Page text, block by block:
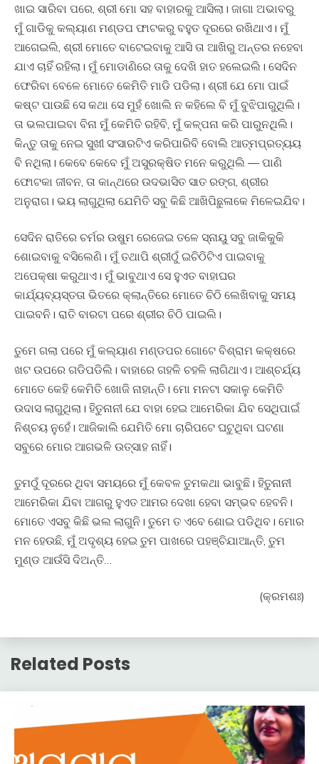
ଖାଇ ସାରିବା ପରେ, ଶ୍ରୀ ମୋ ସହ ବାହାରକୁ ଆସିଲା। ଜାଗା ଅଭାବରୁ
ମୁଁ ଗାଡିକୁ କଲ୍ୟାଣ ମଣ୍ଡପ ଫାଟକରୁ ବହୁତ ଦୂରରେ ରଖିଥାଏ। ମୁଁ
ଆଗେଇଲି, ଶ୍ରୀ ମୋତେ ବାଟେଇବାକୁ ଆସି ତା ଆଖିରୁ ଅନ୍ତର ନହେବା
ଯାଏ ଚାହିଁ ରହିଲା। ମୁଁ ମୋଡାଣିରେ ତାକୁ ଦେଖି ହାତ ହଲେଇଲି। ସେଦିନ
ଫେରିବା ବେଳେ ମୋତେ କେମିତି ମାଡି ପଡିଲା। ଶ୍ରୀ ଯେ ମୋ ପାଇଁ
କଷ୍ଟ ପାଉଛି ସେ କଥା ସେ ମୁହଁ ଖୋଲି ନ କହିଲେ ବି ମୁଁ ବୁଝିପାରୁଥିଲି।
ତା ଭଲପାଇବା ବିନା ମୁଁ କେମିତି ରହିବି, ମୁଁ କଳ୍ପନା କରି ପାରୁନଥିଲି।
କିନ୍ତୁ ତାକୁ ନେଇ ସୁଖୀ ସଂସାରଟିଏ କରିପାରିବି ବୋଲି ଆତ୍ମପ୍ରତ୍ୟୟ
ବି ନଥିଲା। କେବେ କେବେ ମୁଁ ଅସୁରକ୍ଷିତ ମନେ କରୁଥିଲି — ପାଣି
ଫୋଟକା ଜୀବନ, ତା କାନ୍ଥରେ ଉଦଭାସିତ ସାତ ରଙ୍ଗ, ଶ୍ରୀର
ଅନୁରାଗ। ଭୟ ଲାଗୁଥିଲା ଯେମିତି ସବୁ କିଛି ଆଖିପିଛୁଳାକେ ମିଳେଇଯିବ।
ସେଦିନ ରାତିରେ ଚର୍ମର ଉଷୁମ ରେଜେଇ ତଳେ ସ୍ନାୟୁ ସବୁ ଜାକିକୁକି
ଶୋଇବାକୁ ବସିଲେଣି। ମୁଁ ତଥାପି ଶ୍ରୀଠୁଁ ଇଚିଠିଟିଏ ପାଇବାକୁ
ଅପେକ୍ଷା କରୁଥାଏ। ମୁଁ ଭାବୁଥାଏ ସେ ହୁଏତ ବାହାଘର
କାର୍ଯ୍ୟବ୍ୟସ୍ତତା ଭିତରେ କ୍ଲାନ୍ତିରେ ମୋତେ ଚିଠି ଲେଖିବାକୁ ସମୟ
ପାଇବନି। ରାତି ବାରଟା ପରେ ଶ୍ରୀର ଚିଠି ପାଇଲି।
ତୁମେ ଗଲା ପରେ ମୁଁ କଲ୍ୟାଣ ମଣ୍ଡପର ଗୋଟେ ବିଶ୍ରାମ କକ୍ଷରେ
ଖଟ ଉପରେ ଗଡିପଡିଲି। ବାହାରେ ଗହଳି ଚହଳି ଲାଗିଥାଏ। ଆଶ୍ଚର୍ଯ୍ୟ
ମୋତେ କେହି କେମିତି ଖୋଜି ନାହାନ୍ତି। ମୋ ମନଟା ସକାଳୁ କେମିତି
ଉଦାସ ଲାଗୁଥିଲା। ହିତୁନାନୀ ଯେ ବାହା ହେଇ ଆମେରିକା ଯିବ ସେଥିପାଇଁ
ନିଶ୍ଚୟ ନୁହେଁ। ଆଜିକାଲି ଯେମିତି ମୋ ଚାରିପଟେ ଘଟୁଥିବା ଘଟଣା
ସବୁରେ ମୋର ଆଗଭଳି ଉତ୍ସାହ ନାହିଁ।
ତୁମଠୁଁ ଦୂରରେ ଥିବା ସମୟରେ ମୁଁ କେବଳ ତୁମକଥା ଭାବୁଛି। ହିତୁନାନୀ
ଆମେରିକା ଯିବା ଆଗରୁ ହୁଏତ ଆମର ଦେଖା ହେବା ସମ୍ଭବ ହେବନି।
ମୋତେ ଏସବୁ କିଛି ଭଲ ଲାଗୁନି। ତୁମେ ତ ଏବେ ଶୋଇ ପଡିଥିବ। ମୋର
ମନ ହେଉଛି, ମୁଁ ଅଦୃଶ୍ୟ ହେଇ ତୁମ ପାଖରେ ପହଞ୍ଚିଯାଆନ୍ତି, ତୁମ
ମୁଣ୍ଡ ଆଉଁସି ଦିଅନ୍ତି…
(କ୍ରମଶଃ)
Related Posts